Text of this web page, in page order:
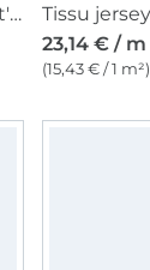
Tissu jersey de coton Pat' Patrouille, bleu
23,14 € / m
(15,43 € / 1 m²)